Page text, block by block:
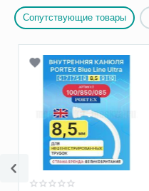
Сопутствующие товары